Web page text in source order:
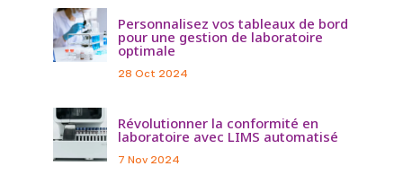
Personnalisez vos tableaux de bord
pour une gestion de laboratoire
optimale
28 Oct 2024
Révolutionner la conformité en
laboratoire avec LIMS automatisé
7 Nov 2024